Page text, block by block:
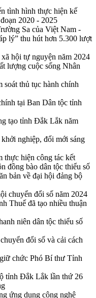
tình hình thực hiện kế
2020 - 2025
Sa của Việt Nam -
lý” thu hút hơn 5.300 lượt
hội tự nguyện năm 2024
lượng cuộc sống Nhân
thủ tục hành chính
tại Ban Dân tộc tỉnh
tạo tỉnh Đắk Lắk năm
nghiệp, đổi mới sáng
hiện công tác kết
đồng bào dân tộc thiểu số
bản về đại hội đảng bộ
chuyển đổi số năm 2024
Thuế đã tạo nhiều thuận
niên dân tộc thiểu số
đổi số và cải cách
chức Phó Bí thư Tỉnh
tỉnh Đắk Lắk lần thứ 26
ứng dụng công nghệ